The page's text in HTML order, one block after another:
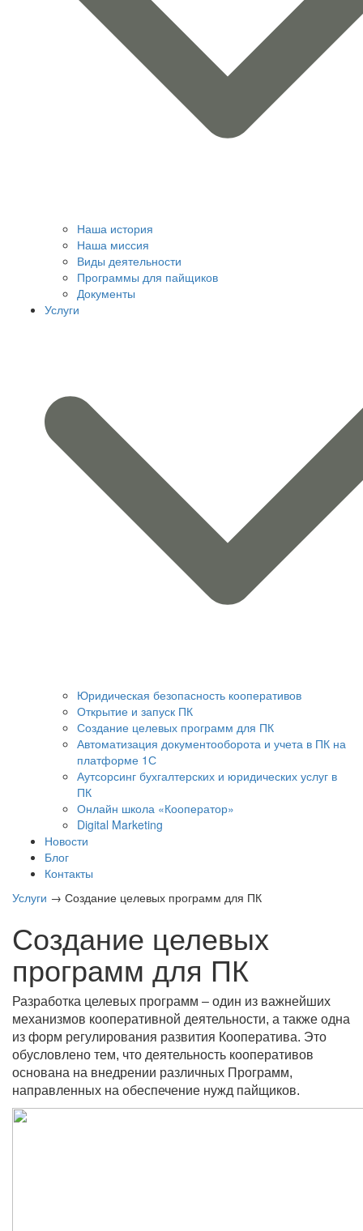
Наша история
Наша миссия
Виды деятельности
Программы для пайщиков
Документы
Услуги
Юридическая безопасность кооперативов
Открытие и запуск ПК
Создание целевых программ для ПК
Автоматизация документооборота и учета в ПК на
платформе 1С
Аутсорсинг бухгалтерских и юридических услуг в
ПК
Онлайн школа «Кооператор»
Digital Marketing
Новости
Блог
Контакты
Услуги → Создание целевых программ для ПК
Создание целевых
программ для ПК
Разработка целевых программ – один из важнейших
механизмов кооперативной деятельности, а также одна
из форм регулирования развития Кооператива. Это
обусловлено тем, что деятельность кооперативов
основана на внедрении различных Программ,
направленных на обеспечение нужд пайщиков.